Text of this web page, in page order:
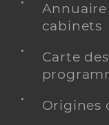
cabinets
Carte
Origines